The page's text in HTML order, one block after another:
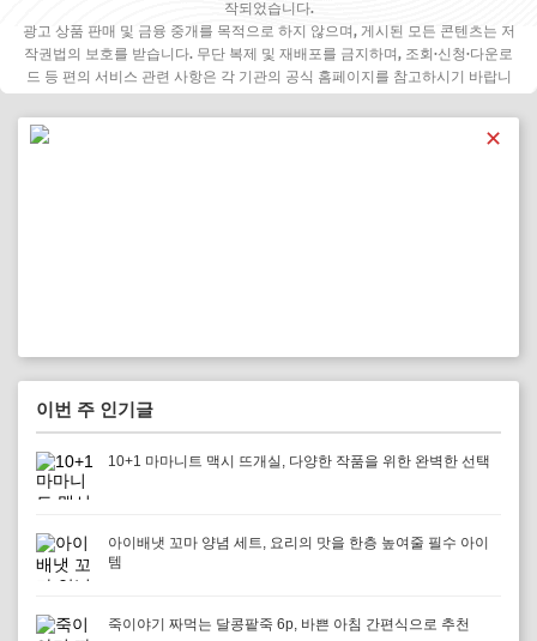
작되었습니다.
광고 상품 판매 및 금융 중개를 목적으로 하지 않으며, 게시된 모든 콘텐츠는 저
작권법의 보호를 받습니다. 무단 복제 및 재배포를 금지하며, 조회·신청·다운로
드 등 편의 서비스 관련 사항은 각 기관의 공식 홈페이지를 참고하시기 바랍니
✕
이번 주 인기글
10+1 마마니트 맥시 뜨개실, 다양한 작품을 위한 완벽한 선택
아이배냇 꼬마 양념 세트, 요리의 맛을 한층 높여줄 필수 아이
템
죽이야기 짜먹는 달콩팥죽 6p, 바쁜 아침 간편식으로 추천